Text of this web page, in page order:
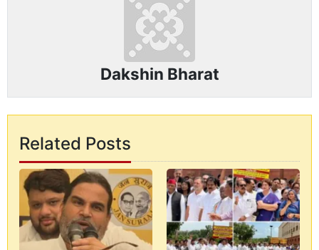
Dakshin Bharat
Related Posts